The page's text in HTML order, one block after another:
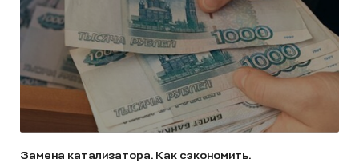
Замена катализатора. Как сэкономить.